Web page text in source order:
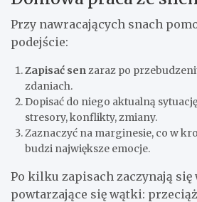
Przy nawracających snach
podejście:
Zapisać senzaraz po
zdaniach.
Dopisać do niego aktualną
stresory, konflikty, zmiany.
Zaznaczyć na marginesie, co w
budzi największe emocje.
Po kilku zapisach zaczynają się
powtarzające się wątki: